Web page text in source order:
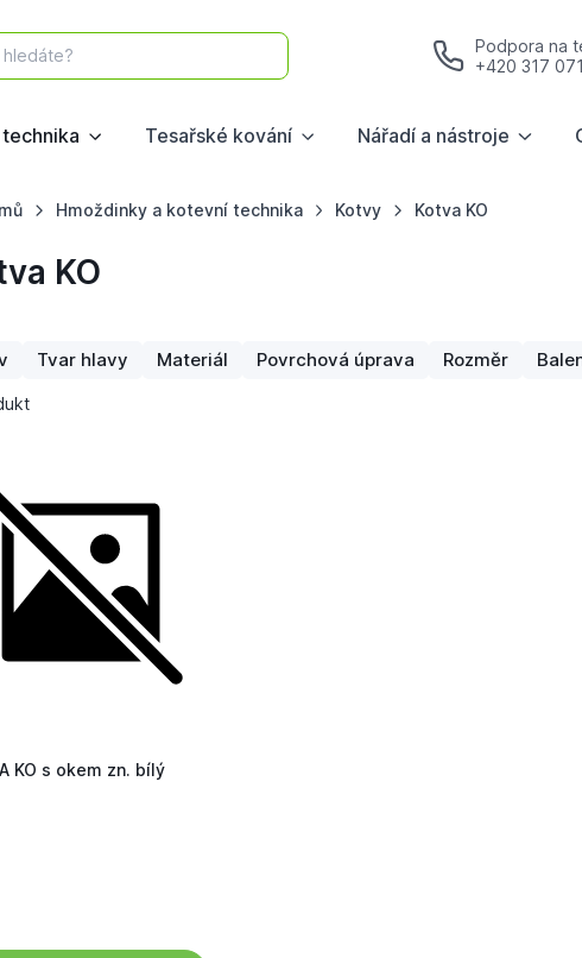
hledáte?
Podpora na
+420 317
Tesařské kování Nářadí a nástroje
Hmoždinky a kotevní technika Kotvy Kotva KO
KO
Tvar hlavy Materiál Povrchová úprava Rozměr
KO s okem zn. bílý